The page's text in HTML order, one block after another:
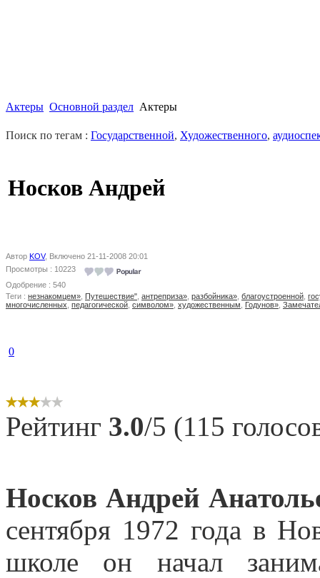
Актеры Основной раздел Актеры
Поиск по тегам : Государственной, Художественного,
Носков Андрей
Автор KOV, Включено 21-11-2008 20:01
Просмотры : 10223
Одобрение : 540
Теги : незнакомцем» Путешествие" антреприза» разбойника» благоустроенной
многочисленных педагогической символом» художественным Годунов»
0
Рейтинг 3.0/5 (115
Носков Андрей
сентября 1972 года в
школе он начал